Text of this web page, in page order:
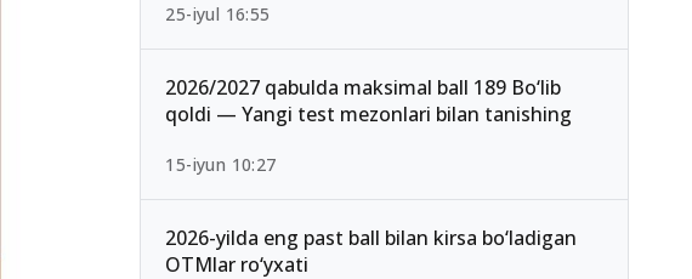
25-iyul 16:55
2026/2027 qabulda maksimal ball 189 Bo‘lib
qoldi — Yangi test mezonlari bilan tanishing
15-iyun 10:27
2026-yilda eng past ball bilan kirsa bo‘ladigan
OTMlar ro‘yxati